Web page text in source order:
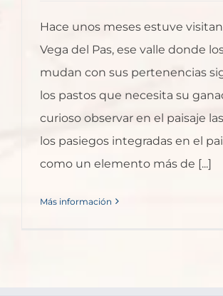
Hace unos meses estuve
Vega del Pas, ese valle donde
mudan con sus pertenencias
los pastos que necesita su
curioso observar en el paisaje
los pasiegos integradas en el
como un elemento más de [...]
Más información